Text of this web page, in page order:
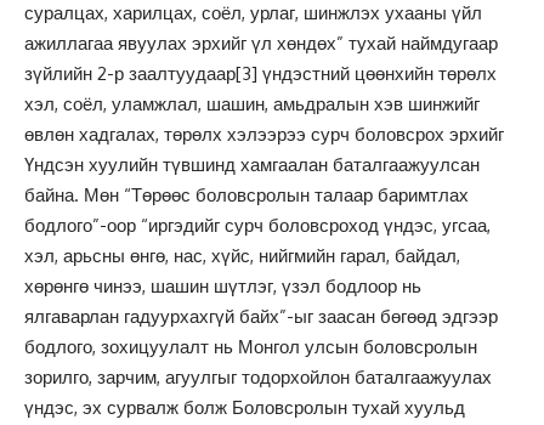
суралцах, харилцах, соёл, урлаг, шинжлэх ухааны үйл
ажиллагаа явуулах эрхийг үл хөндөх” тухай наймдугаар
зүйлийн 2-р заалтуудаар[3] үндэстний цөөнхийн төрөлх
хэл, соёл, уламжлал, шашин, амьдралын хэв шинжийг
өвлөн хадгалах, төрөлх хэлээрээ сурч боловсрох эрхийг
Үндсэн хуулийн түвшинд хамгаалан баталгаажуулсан
байна. Мөн “Төрөөс боловсролын талаар баримтлах
бодлого”-оор “иргэдийг сурч боловсроход үндэс, угсаа,
хэл, арьсны өнгө, нас, хүйс, нийгмийн гарал, байдал,
хөрөнгө чинээ, шашин шүтлэг, үзэл бодлоор нь
ялгаварлан гадуурхахгүй байх”-ыг заасан бөгөөд эдгээр
бодлого, зохицуулалт нь Монгол улсын боловсролын
зорилго, зарчим, агуулгыг тодорхойлон баталгаажуулах
үндэс, эх сурвалж болж Боловсролын тухай хуульд